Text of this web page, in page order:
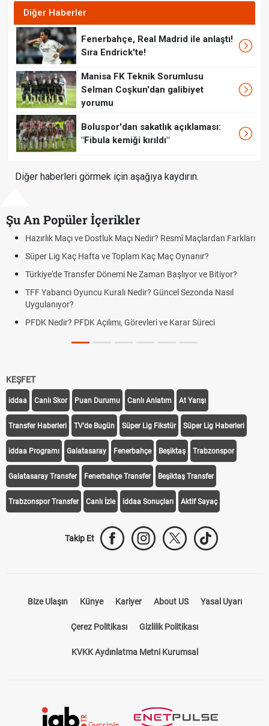
Diğer Haberler
Fenerbahçe, Real Madrid ile anlaştı!
Sıra Endrick'te!
Manisa FK Teknik Sorumlusu
Selman Coşkun'dan galibiyet
yorumu
Boluspor'dan sakatlık açıklaması:
"Fibula kemiği kırıldı"
Diğer haberleri görmek için aşağıya kaydırın.
Şu An Popüler İçerikler
Maçı ve Dostluk Maçı Nedir? Resmî Maçlardan Farkları
Lig Kaç Hafta ve Toplam Kaç Maç Oynanır?
Transfer Dönemi Ne Zaman Başlıyor ve Bitiyor?
Oyuncu Kuralı Nedir? Güncel Sezonda Nasıl
Nedir? PFDK Açılımı, Görevleri ve Karar Süreci
Puan
KEŞFET
iddaa Canlı Skor Puan Durumu Canlı Anlatım At Yarışı
Transfer Haberleri TV'de Bugün Süper Lig Fikstür Süper Lig Haberleri
iddaa Programı Galatasaray Fenerbahçe Beşiktaş Trabzonspor
Galatasaray Transfer Fenerbahçe Transfer Beşiktaş Transfer
Trabzonspor Transfer Canlı İzle iddaa Sonuçları Aktif Sayaç